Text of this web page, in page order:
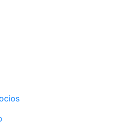
d'usuari